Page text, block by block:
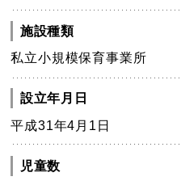
施設種類
私立小規模保育事業所
設立年月日
平成31年4月1日
児童数